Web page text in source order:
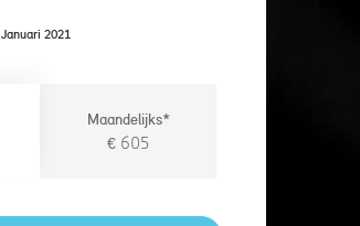
Januari 2021
Maandelijks*
€ 605